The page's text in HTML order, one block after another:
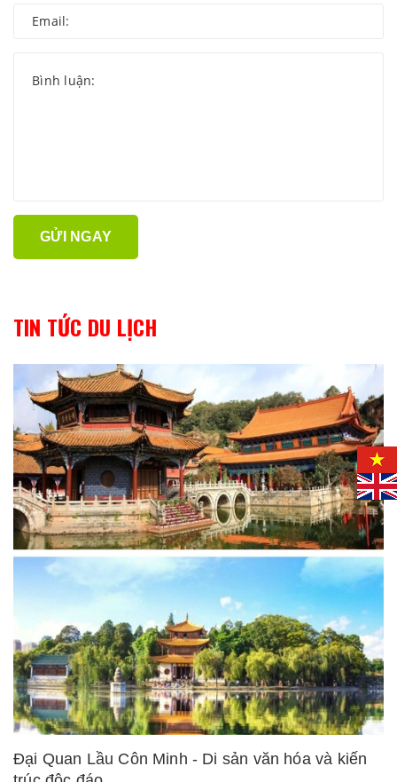
GỬI NGAY
TIN TỨC DU LỊCH
Đại Quan Lầu Côn Minh - Di sản văn hóa và kiến